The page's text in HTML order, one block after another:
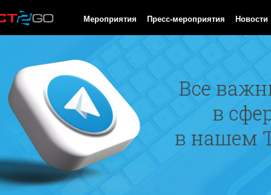
Мероприятия Пресс-мероприятия Новости